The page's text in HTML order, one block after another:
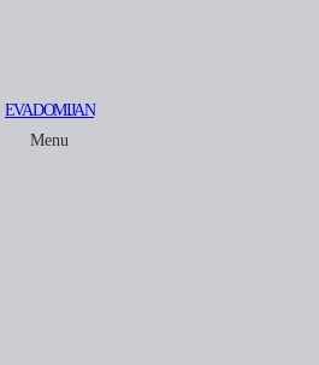
EVA DOMIJAN
Menu